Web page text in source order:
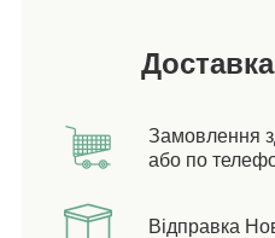
Замовлення
або по
Відправка